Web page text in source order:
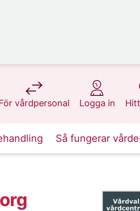
vårdpersonal
på 1177.se
Logga in
på 1177.se
på
Så fungerar